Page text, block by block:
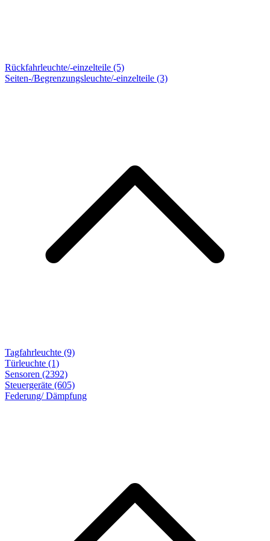
Rückfahrleuchte/-einzelteile (5)
Seiten-/Begrenzungsleuchte/-einzelteile (3)
Tagfahrleuchte (9)
Türleuchte (1)
Sensoren (2392)
Steuergeräte (605)
Federung/ Dämpfung